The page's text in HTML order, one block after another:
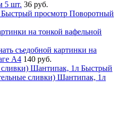
5 шт. 36 руб.
Быстрый просмотр Поворотный
съедобной картинки на
А4 140 руб.
Быстрый
сливки) Шантипак, 1л